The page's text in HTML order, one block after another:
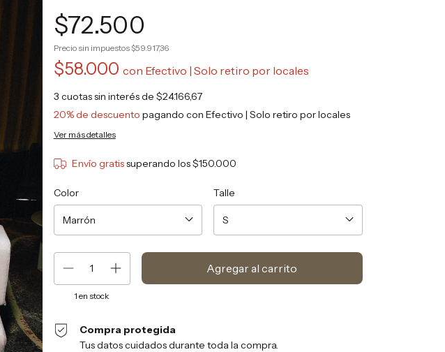
$72.500
Precio sin impuestos$59.917,36
$58.000 con Efectivo | Solo retiro por locales
3 cuotas sin interés de $24.166,67
20% de descuento pagando con Efectivo | Solo retiro por locales
Ver más detalles
Envío gratissuperando los$150.000
Color Talle
1 en stock
Compra protegida
Tus datos cuidados durante toda la compra.